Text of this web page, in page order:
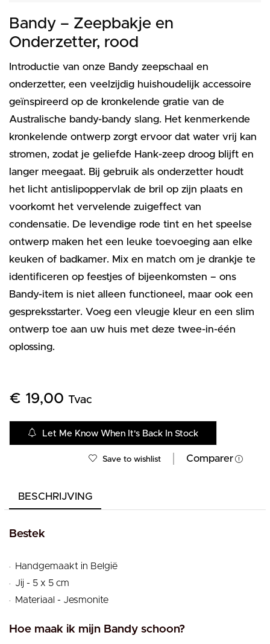
Bandy – Zeepbakje en
Onderzetter, rood
Introductie van onze Bandy zeepschaal en
onderzetter, een veelzijdig huishoudelijk accessoire
geïnspireerd op de kronkelende gratie van de
Australische bandy-bandy slang. Het kenmerkende
kronkelende ontwerp zorgt ervoor dat water vrij kan
stromen, zodat je geliefde Hank-zeep droog blijft en
langer meegaat. Bij gebruik als onderzetter houdt
het licht antislipoppervlak de bril op zijn plaats en
voorkomt het vervelende zuigeffect van
condensatie. De levendige rode tint en het speelse
ontwerp maken het een leuke toevoeging aan elke
keuken of badkamer. Mix en match om je drankje te
identificeren op feestjes of bijeenkomsten – ons
Bandy-item is niet alleen functioneel, maar ook een
gespreksstarter. Voeg een vleugje kleur en een slim
ontwerp toe aan uw huis met deze twee-in-één
oplossing.
€ 19,00 Tvac
Let Me Know When It's Back In Stock
Save to wishlist Comparer
BESCHRIJVING
Bestek
Handgemaakt in België
Jij - 5 x 5 cm
Materiaal - Jesmonite
Hoe maak ik mijn Bandy schoon?